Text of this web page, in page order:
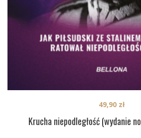
Krucha niepodległość (wydanie
49,90 zł